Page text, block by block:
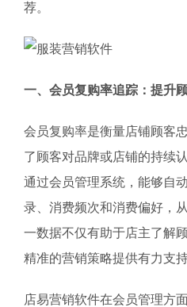
荐。
一、会员复购率追踪：提升
会员复购率是衡量店铺顾客
了顾客对品牌或店铺的持续
通过会员管理系统，能够自
录、消费频次和消费偏好，
一数据不仅有助于店主了解
精准的营销策略提供有力支持
店易营销软件在会员管理方